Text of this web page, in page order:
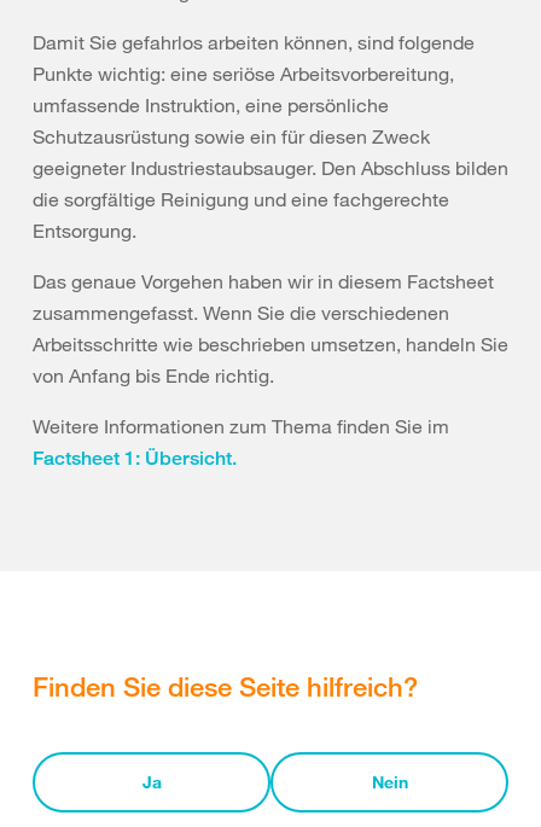
Damit Sie gefahrlos arbeiten können, sind folgende
Punkte wichtig: eine seriöse Arbeitsvorbereitung,
umfassende Instruktion, eine persönliche
Schutzausrüstung sowie ein für diesen Zweck
geeigneter Industriestaubsauger. Den Abschluss bilden
die sorgfältige Reinigung und eine fachgerechte
Entsorgung.
Das genaue Vorgehen haben wir in diesem Factsheet
zusammengefasst. Wenn Sie die verschiedenen
Arbeitsschritte wie beschrieben umsetzen, handeln Sie
von Anfang bis Ende richtig.
Weitere Informationen zum Thema finden Sie im
Factsheet 1: Übersicht.
Finden Sie diese Seite hilfreich?
Ja Nein